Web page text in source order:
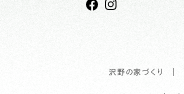
沢野の家づくり